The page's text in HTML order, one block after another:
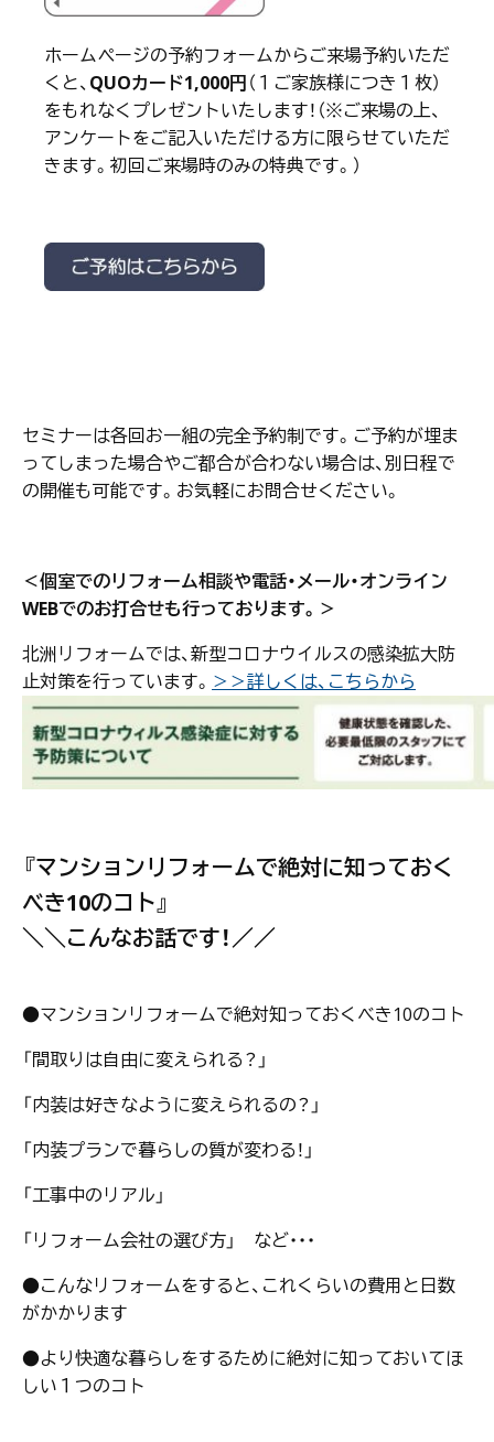
ホームページの予約フォームからご来場予約いただ
くと、QUOカード1,000円（１ご家族様につき１枚）
をもれなくプレゼントいたします！（※ご来場の上、
アンケートをご記入いただける方に限らせていただ
きます。初回ご来場時のみの特典です。）
セミナーは各回お一組の完全予約制です。ご予約が埋ま
ってしまった場合やご都合が合わない場合は、別日程で
の開催も可能です。お気軽にお問合せください。
＜個室でのリフォーム相談や電話・メール・オンライン
WEBでのお打合せも行っております。＞
北洲リフォームでは、新型コロナウイルスの感染拡大防
止対策を行っています。 ＞＞詳しくは、こちらから
『マンションリフォームで絶対に知っておく
べき10のコト』
＼＼こんなお話です！／／
●マンションリフォームで絶対知っておくべき10のコト
「間取りは自由に変えられる？」
「内装は好きなように変えられるの？」
「内装プランで暮らしの質が変わる！」
「工事中のリアル」
「リフォーム会社の選び方」 など・・・
●こんなリフォームをすると、これくらいの費用と日数
がかかります
●より快適な暮らしをするために絶対に知っておいてほ
しい１つのコト